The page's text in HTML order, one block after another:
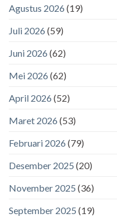
Agustus 2026 (19)
Juli 2026 (59)
Juni 2026 (62)
Mei 2026 (62)
April 2026 (52)
Maret 2026 (53)
Februari 2026 (79)
Desember 2025 (20)
November 2025 (36)
September 2025 (19)